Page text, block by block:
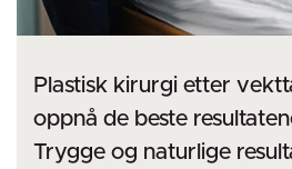
Plastisk kirurgi etter
oppnå de beste
Trygge og naturlige